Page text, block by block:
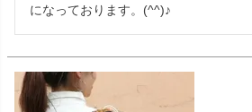
になっております。(^^)♪